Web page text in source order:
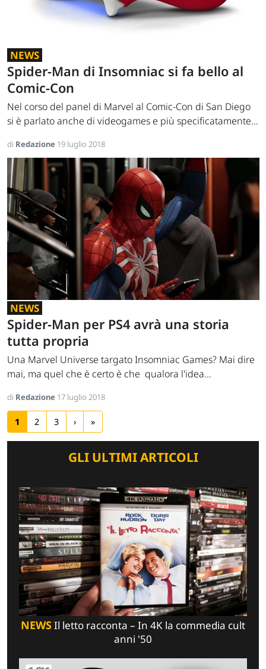
NEWS
Spider-Man di Insomniac si fa bello al
Comic-Con
Nel corso del panel di Marvel al Comic-Con di San Diego
si è parlato anche di videogames e più specificatamente...
di Redazione 19 luglio 2018
NEWS
Spider-Man per PS4 avrà una storia
tutta propria
Una Marvel Universe targato Insomniac Games? Mai dire
mai, ma quel che è certo è che qualora l'idea...
di Redazione 17 luglio 2018
1 2 3 › »
GLI ULTIMI ARTICOLI
NEWSIl letto racconta – In 4K la commedia cult
anni '50